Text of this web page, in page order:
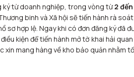
ký từ doanh nghiệp, trong vòng từ2 đến
binh và Xã hội sẽ tiến hành rà
sơ hợp lệ. Ngay khi có đơn đăng ký đã
kiện để tiến hành mở tờ khai hải
xin mang hàng về kho bảo quản nhằm